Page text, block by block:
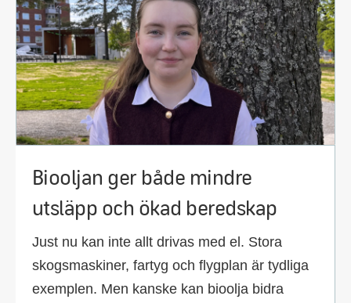
Biooljan ger både mindre
utsläpp och ökad beredskap
Just nu kan inte allt drivas med el. Stora
skogsmaskiner, fartyg och flygplan är tydliga
exemplen. Men kanske kan bioolja bidra